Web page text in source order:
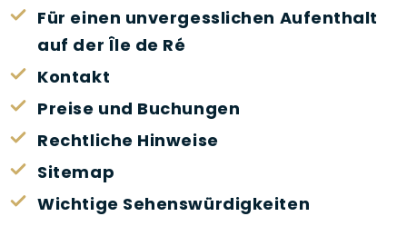
Für einen unvergesslichen Aufenthalt
auf der Île de Ré
Kontakt
Preise und Buchungen
Rechtliche Hinweise
Sitemap
Wichtige Sehenswürdigkeiten